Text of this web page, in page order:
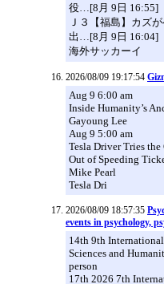
役…[8月 9日 16:55]
Ｊ３【福島】カズ
出…[8月 9日 16:04]
海外サッカーイ
2026/08/09 19:17:54
Aug 9 6:00 am
Inside Humanity’s
Gayoung Lee
Aug 9 5:00 am
Tesla Driver Tries the
Out of Speeding
Mike Pearl
Tesla Dri
2026/08/09 18:57:35
events in psychology,
14th 9th
Sciences and
person
17th 2026 7th